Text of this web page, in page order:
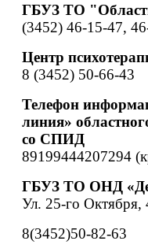
ГБУЗ ТО
(3452) 46-15-47,
Центр
8 (3452) 50-66-43
Телефон
линия»
со СПИД
89199444207294
ГБУЗ ТО ОНД
Ул. 25-го Октября,
8(3452)50-82-63